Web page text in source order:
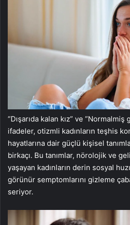
“Dışarıda kalan kız” ve
ifadeler, otizmli kadınların teşhis
hayatlarına dair güçlü kişisel
birkaçı. Bu tanımlar, nörolojik ve
yaşayan kadınların derin sosyal
görünür semptomlarını gizleme
seriyor.